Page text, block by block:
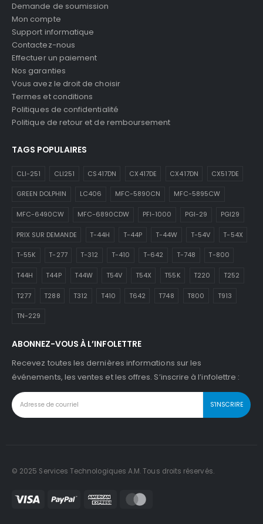
Demande de soumission
Mon compte
Support informatique
Contactez-nous
Effectuer un paiement
Nos garanties
Vous avez le droit de choisir
Termes et conditions
Politiques de confidentialité
Politique de retour et de remboursement
TAGS POPULAIRES
CLI-251 CLI251 CS417DN CX417DE CX417DN CX517DE
GREEN DOLPHIN LC406 MFC-5890CN MFC-5895CW
MFC-6490CW MFC-6890CDW PFI-1000 PGI-29 PGI29
PRIX SUR DEMANDE T-44H T-44P T-44W T-54V T-54X
T-55K T-277 T-312 T-410 T-642 T-748 T-800
T44H T44P T44W T54V T54X T55K T220 T252
T277 T288 T312 T410 T642 T748 T800 T913
TN-229
ABONNEZ-VOUS À L’INFOLETTRE
Recevez toutes les dernières informations sur les
événements, les ventes et les offres. S’inscrire à l’infolettre :
© 2025 Services Technologiques A.M. Tous droits réservés.